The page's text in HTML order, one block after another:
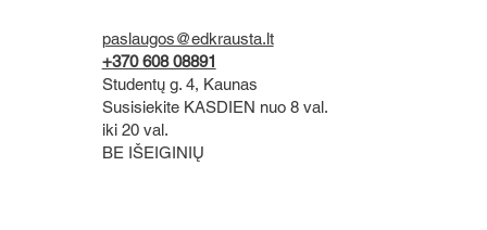
paslaugos@edkrausta.lt
+370 608 08891
Studentų g. 4, Kaunas
Susisiekite KASDIEN nuo 8 val.
iki 20 val.
BE IŠEIGINIŲ